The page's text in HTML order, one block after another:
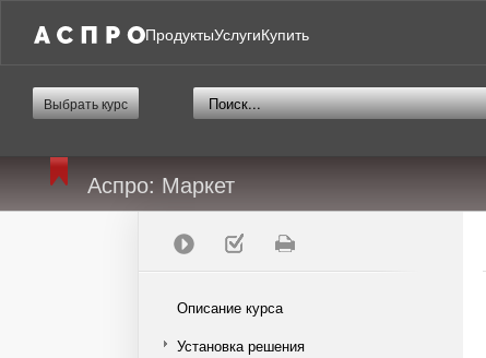
ПродуктыУслугиКупить
Выбрать курс
Аспро: Маркет
Описание курса
Установка решения